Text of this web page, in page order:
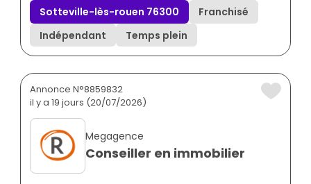
Sotteville-lès-rouen 76300
Franchisé
Indépendant
Temps plein
Annonce N°8859832
il y a 19 jours (20/07/2026)
Megagence
Conseiller en immobilier